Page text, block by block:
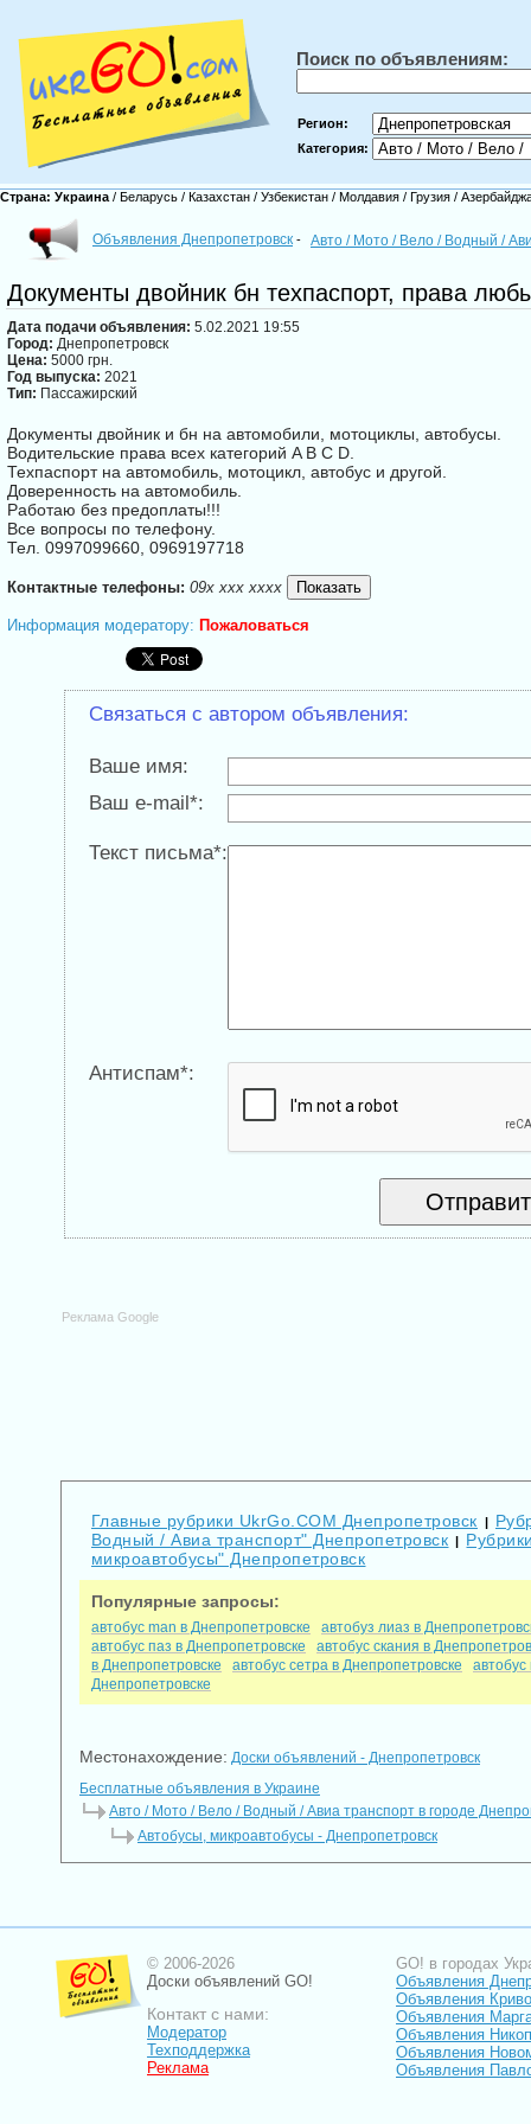
Поиск по объявлениям:
Регион:
Категория:
Страна: Украина / Беларусь / Казахстан / Узбекистан / Молдавия / Грузия /
Объявления Днепропетровск - Авто / Мото / Вело / Водный /
Документы двойник бн техпаспорт, права
Дата подачи объявления: 5.02.2021 19:55
Город: Днепропетровск
Цена: 5000 грн.
Год выпуска: 2021
Тип: Пассажирский
Документы двойник и бн на автомобили, мотоциклы, автобусы.
Водительские права всех категорий A B C D.
Техпаспорт на автомобиль, мотоцикл, автобус и другой.
Доверенность на автомобиль.
Работаю без предоплаты!!!
Все вопросы по телефону.
Тел. 0997099660, 0969197718
Контактные телефоны: 09x xxx xxxx
Информация модератору: Пожаловаться
Связаться с автором объявления:
Ваше имя:
Ваш e-mail*:
Текст письма*:
Антиспам*:
Реклама Google
Главные рубрики UkrGo.COM Днепропетровск
Водный / Авиа транспорт" Днепропетровск
микроавтобусы" Днепропетровск
Популярные запросы:
автобус man в Днепропетровске
автобуз лиаз в
автобус паз в Днепропетровске
автобус скания в
в Днепропетровске
автобус сетра в Днепропетровске
автобус
Днепропетровске
Местонахождение: Доски объявлений - Днепропетровск
Бесплатные объявления в Украине
Авто / Мото / Вело / Водный / Авиа транспорт в городе
Автобусы, микроавтобусы - Днепропетровск
© 2006-2026
Доски объявлений GO!
Контакт с нами:
Модератор
Техподдержка
Реклама
GO! в городах
Объявления
Объявления
Объявления
Объявления
Объявления
Объявления